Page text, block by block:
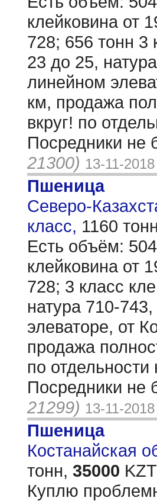
клейковина от
728; 656 тонн 3
23 до 25,
линейном
км, продажа
вкруг! по
Посредники не
21300) 13-11-2018
Пшеница
Северо-
класс, 1160
Есть объём:
клейковина от
728; 3 класс
натура 710-
элеваторе, от
продажа
по
Посредники не
21299) 13-11-2018
Пшеница
Костанайская
тонн, 35000
Куплю